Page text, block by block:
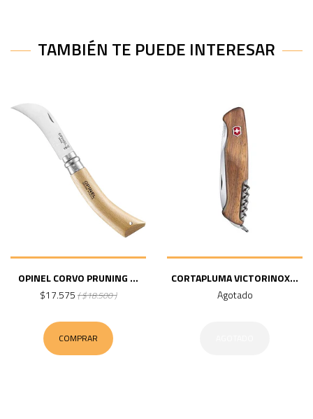
TAMBIÉN TE PUEDE INTERESAR
OPINEL CORVO PRUNING ...
$17.575 ( $18.500 )
COMPRAR
CORTAPLUMA VICTORINOX...
Agotado